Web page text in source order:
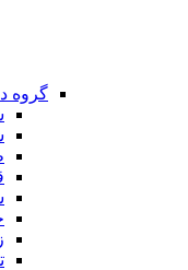
گروه